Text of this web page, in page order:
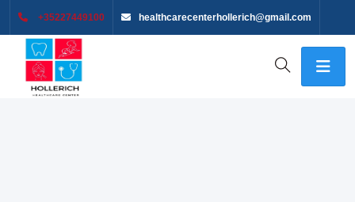
+35227449100 healthcarecenterhollerich@gmail.com